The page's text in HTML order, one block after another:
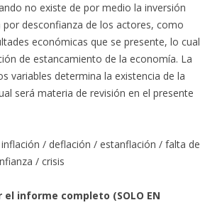
no existe de por medio la inversión
por desconfianza de los actores, como
económicas que se presente, lo cual
de estancamiento de la economía. La
variables determina la existencia de la
será materia de revisión en el presente
inflación / deflación / estanflación / falta de
/ crisis
el informe completo (SOLO EN